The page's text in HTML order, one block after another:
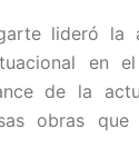
lideró la
en
de la
obras que